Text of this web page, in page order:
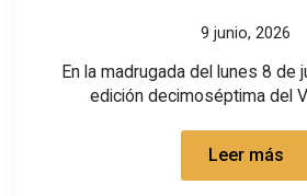
9 junio, 2026
En la madrugada del lunes 8 de
edición decimoséptima del
Leer más